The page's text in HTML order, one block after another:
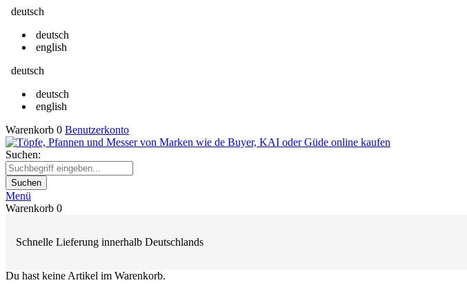
deutsch
deutsch
english
deutsch
deutsch
english
Warenkorb 0 Benutzerkonto
Suchen:
Suchen
Menü
Warenkorb 0
Schnelle Lieferung innerhalb Deutschlands
Du hast keine Artikel im Warenkorb.